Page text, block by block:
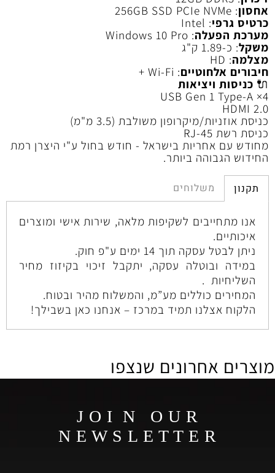
אחסון: 256GB SSD PCIe NVMe
כרטיס גרפי: Intel
מערכת הפעלה: Windows 10 Pro
משקל: כ-1.89 ק"ג
מצלמה: HD
חיבורים אלחוטיים: Wi-Fi +
🔌 כניסות ויציאות
4× USB Gen 1 Type-A
HDMI 2.0
כניסת אוזניות/מיקרופון משולבת (3.5 מ"מ)
כניסת רשת RJ-45
מחודש עם אחריות בישראל - חודש בחול ע"י היצרן רמת
החידוש הגבוהה ביותר.
תקנון משלוחים
אנו מתחייבים לשקיפות מלאה, שירות אישי ומוצרים
איכותיים.
ניתן לבטל עסקה תוך 14 ימים ע"פ חוק.
במידה ובוטלה עסקה, יתקבל זיכוי בקיזוז מחיר
השליחיות .
המחירים כוללים מע”מ, והמשלוח מהיר ובטוח.
הלקוח אצלנו תמיד במרכז – אנחנו כאן בשבילך!
מוצרים אחרונים שנצפו
J O I N O U R
N E W S L E T T E R